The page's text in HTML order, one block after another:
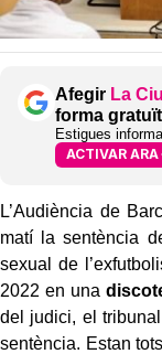
Afegir La
forma
Estigues
ACTIVAR ARA
L’Audiència de
matí la sentència
sexual de
2022 en una
del judici, el
sentència. Estan